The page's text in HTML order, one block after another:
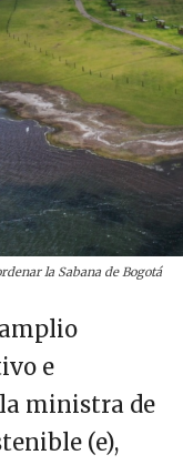
la Sabana de Bogotá
e
ministra de
(e),